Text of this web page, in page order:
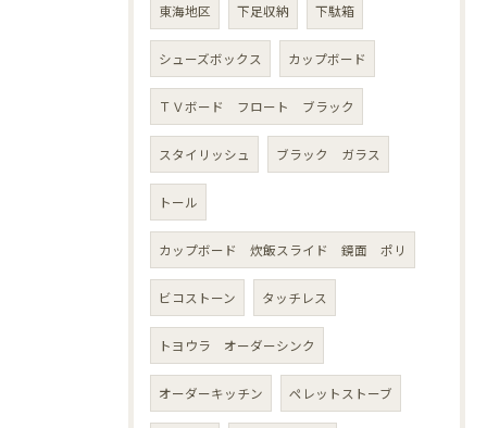
東海地区 下足収納 下駄箱
シューズボックス カップボード
ＴＶボード フロート ブラック
スタイリッシュ ブラック ガラス
トール
カップボード 炊飯スライド 鏡面 ポリ
ビコストーン タッチレス
トヨウラ オーダーシンク
オーダーキッチン ペレットストーブ